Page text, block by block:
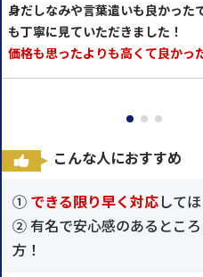
身だしなみや言葉遣いも良かった
も丁寧に見ていただきました！
価格も思ったよりも高くて良かっ
こんな人におすすめ
① できる限り早く対応して
② 有名で安心感のあるとこ
方！